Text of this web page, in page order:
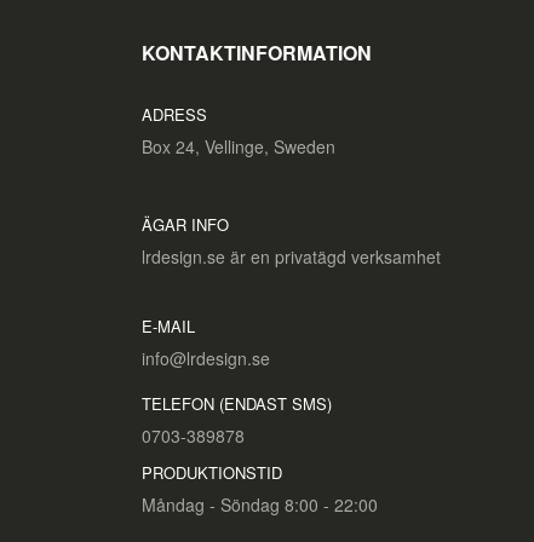
KONTAKTINFORMATION
ADRESS
Box 24, Vellinge, Sweden
ÄGAR INFO
lrdesign.se är en privatägd verksamhet
E-MAIL
info@lrdesign.se
TELEFON (ENDAST SMS)
0703-389878
PRODUKTIONSTID
Måndag - Söndag 8:00 - 22:00